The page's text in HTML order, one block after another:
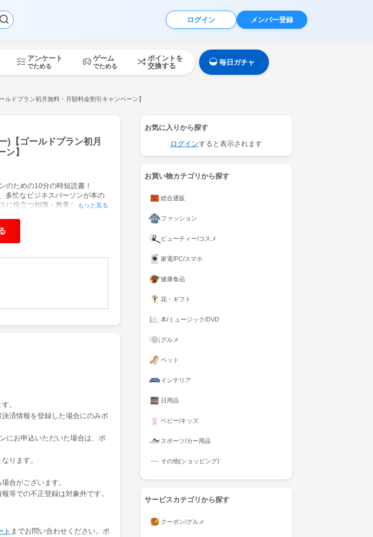
ログイン メンバー登録
アンケート
でためる
ゲーム
でためる
ポイントを
交換する
毎日ガチャ
ドプラン初月無料・月額料金割引キャンペーン】
)【ゴールドプラン初月
】
のための10分の時短読書！
多忙なビジネスパーソンが本の
に役立つ知識・教養を身に付
書が1,400冊以上。
メする本、著名な経営者やビジ
高く評価されています。要約の
ストが担当しています。
クを経て完成する要約コンテン
い方
率を高めたい方
方
ためになる情報を求めている方
形式ならば、多くの本の魅力に
本があればその本を買って続き
約に加えて、著名な経営者や著
もっと見る
。
済情報を登録した場合にのみポ
にお申込いただいた場合は、ポ
ります。
合がございます。
等での不正登録は対象外です。
ト までお問い合わせください。ポ
お気に入りから探す
ログインすると表示されます
お買い物カテゴリから探す
総合通販
ファッション
ビューティー/コスメ
家電/PC/スマホ
健康食品
花・ギフト
本/ミュージック/DVD
グルメ
ペット
インテリア
日用品
ベビー/キッズ
スポーツ/カー用品
その他(ショッピング)
サービスカテゴリから探す
クーポン/グルメ